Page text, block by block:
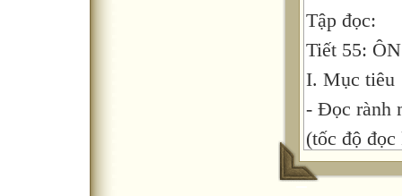
Tập đọc:
Tiết 55:
I. Mục tiêu
- Đọc rành
(tốc độ
diễn cảm